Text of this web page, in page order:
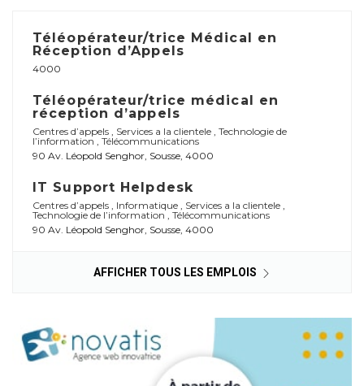
Téléopérateur/trice Médical en
Réception d’Appels
4000
Téléopérateur/trice médical en
réception d’appels
Centres d’appels , Services a la clientele , Technologie de
l’information , Télécommunications
90 Av. Léopold Senghor, Sousse, 4000
IT Support Helpdesk
Centres d’appels , Informatique , Services a la clientele ,
Technologie de l’information , Télécommunications
90 Av. Léopold Senghor, Sousse, 4000
AFFICHER TOUS LES EMPLOIS